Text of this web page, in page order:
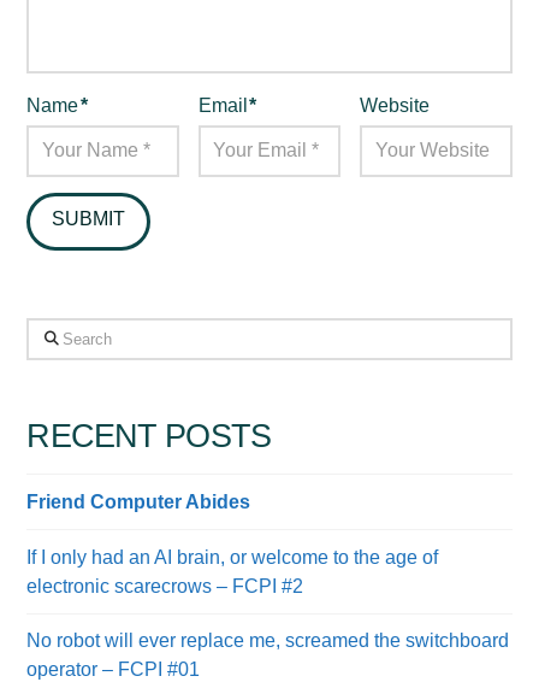
Name* Email* Website
Search
RECENT POSTS
Friend Computer Abides
If I only had an AI brain, or welcome to the age of
electronic scarecrows – FCPI #2
No robot will ever replace me, screamed the switchboard
operator – FCPI #01